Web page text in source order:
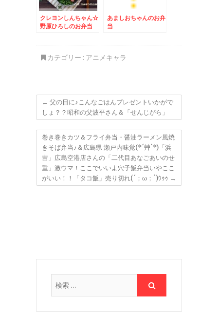
クレヨンしんちゃん☆
野原ひろしのお弁当
あましおちゃんのお弁
当
カテゴリー : アニメキャラ
← 父の日に♪こんなごはんプレゼントいかがで
しょ？？昭和の父波平さん＆「せんじがら」
巻き巻きカツ＆フライ弁当・醤油ラーメン風焼
きそば弁当♪＆広島県 瀬戸内味覚(*´艸`*)「浜
吉」広島空港店さんの「二代目あなごあいのせ
重」激ウマ！ここでいいよ穴子飯弁当いやここ
がいい！！「タコ飯」売り切れ(´；ω；`)ｳｩｩ →